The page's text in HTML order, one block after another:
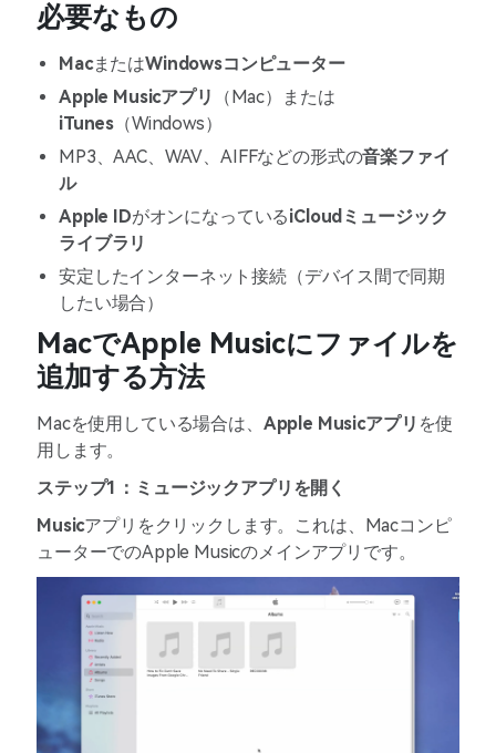
必要なもの
MacまたはWindowsコンピューター
Apple Musicアプリ
（Mac）または
iTunes （Windows）
MP3、AAC、WAV、AIFFなどの形式の音楽ファイ
ル
Apple IDがオンになっているiCloudミュージック
ライブラリ
安定したインターネット接続（デバイス間で同期
したい場合）
MacでApple Musicにファイルを
追加する方法
Macを使用している場合は、 Apple Musicアプリ を使
用します。
ステップ1：ミュージックアプリを開く
Musicアプリをクリックします。これは、Macコンピ
ューターでのApple Musicのメインアプリです。